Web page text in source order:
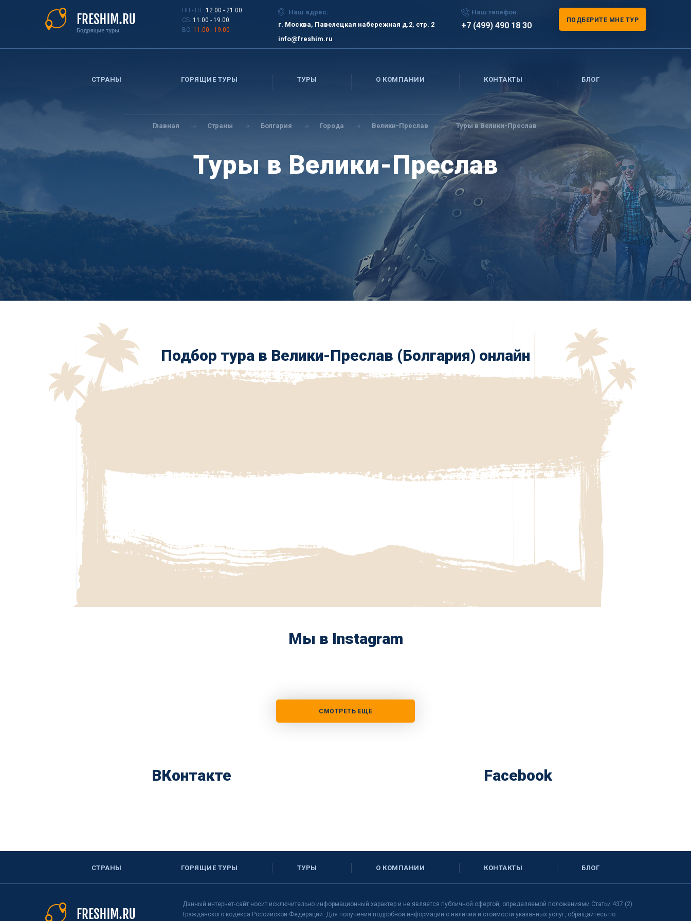
ПН - ПТ: 12.00 - 21.00
СБ: 11.00 - 19.00
ВС: 11.00 - 19.00
Наш адрес:
г. Москва, Павелецкая набережная д.2, стр. 2
info@freshim.ru
Наш телефон:
+7 (499) 490 18 30
ПОДБЕРИТЕ МНЕ ТУР
СТРАНЫ ГОРЯЩИЕ ТУРЫ ТУРЫ О КОМПАНИИ КОНТАКТЫ БЛОГ
Вы
здесь
Главная Страны Болгария Города Велики-Преслав Туры в Велики-Преслав
Туры в Велики-Преслав
Подбор тура в Велики-Преслав (Болгария) онлайн
Мы в Instagram
СМОТРЕТЬ ЕЩЕ
ВКонтакте Facebook
СТРАНЫ ГОРЯЩИЕ ТУРЫ ТУРЫ О КОМПАНИИ КОНТАКТЫ БЛОГ
Данный интернет-сайт носит исключительно информационный характер и не является публичной офертой, определяемой положениями Статьи 437 (2)
Гражданского кодекса Российской Федерации. Для получения подробной информации о наличии и стоимости указанных услуг, обращайтесь по